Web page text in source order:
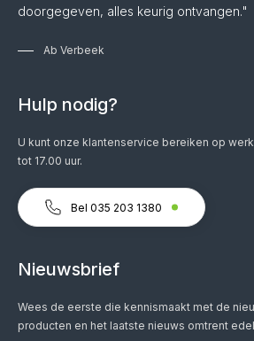
grondige analyse van de
doorgegeven, alles keurig ontvangen."
Ab Verbeek
Hulp nodig?
U kunt onze klantenservice bereiken op
tot 17.00 uur.
Bel 035 203 1380
Nieuwsbrief
Wees de eerste die kennismaakt met de
producten en het laatste nieuws omtrent